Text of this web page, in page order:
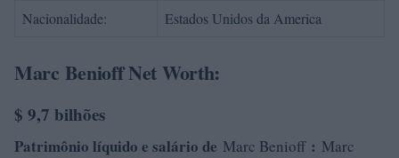
Nacionalidade:
Estados Unidos da America
Marc Benioff Net Worth:
$ 9,7 bilhões
Patrimônio líquido e salário de Marc Benioff : Marc